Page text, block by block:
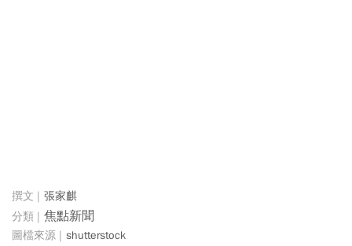
張家麒
焦點新聞
shutterstock